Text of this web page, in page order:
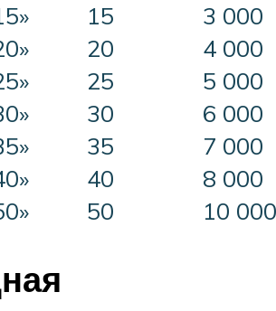
15
3 000
20
4 000
25
5 000
30
6 000
35
7 000
40
8 000
50 10 000